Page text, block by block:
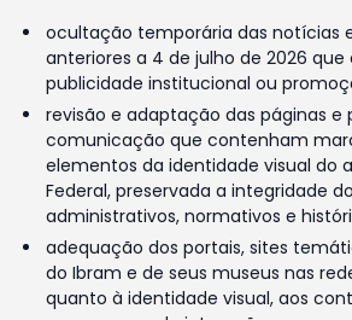
ocultação temporária das notícias
anteriores a 4 de julho de 2026
publicidade institucional ou
revisão e adaptação das páginas e
comunicação que contenham
elementos da identidade visual do
Federal, preservada a integridade
administrativos, normativos e
adequação dos portais, sites
do Ibram e de seus museus nas
quanto à identidade visual, aos